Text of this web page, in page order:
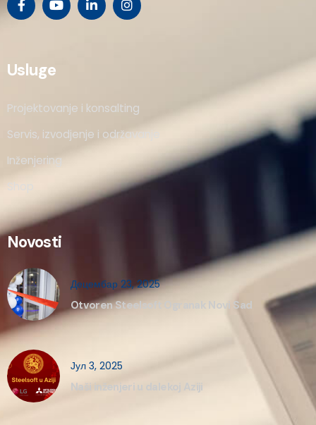
Usluge
Projektovanje i konsalting
Servis, izvodjenje i održavanje
Inženjering
Shop
Novosti
Децембар 23, 2025
Otvoren Steelsoft Ogranak Novi Sad
Јул 3, 2025
Naši inženjeri u dalekoj Aziji